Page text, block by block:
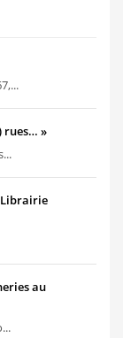
rues… »
Librairie
au